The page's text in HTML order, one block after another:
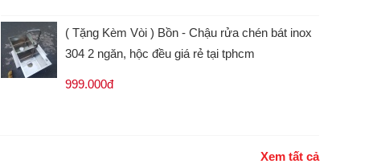
( Tặng Kèm Vòi ) Bồn - Chậu rửa chén bát inox
304 2 ngăn, hộc đều giá rẻ tại tphcm
999.000đ
Xem tất cả